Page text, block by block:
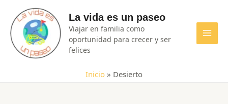
contenido
La vida es un paseo
Viajar en familia como
oportunidad para crecer y ser
felices
Inicio » Desierto